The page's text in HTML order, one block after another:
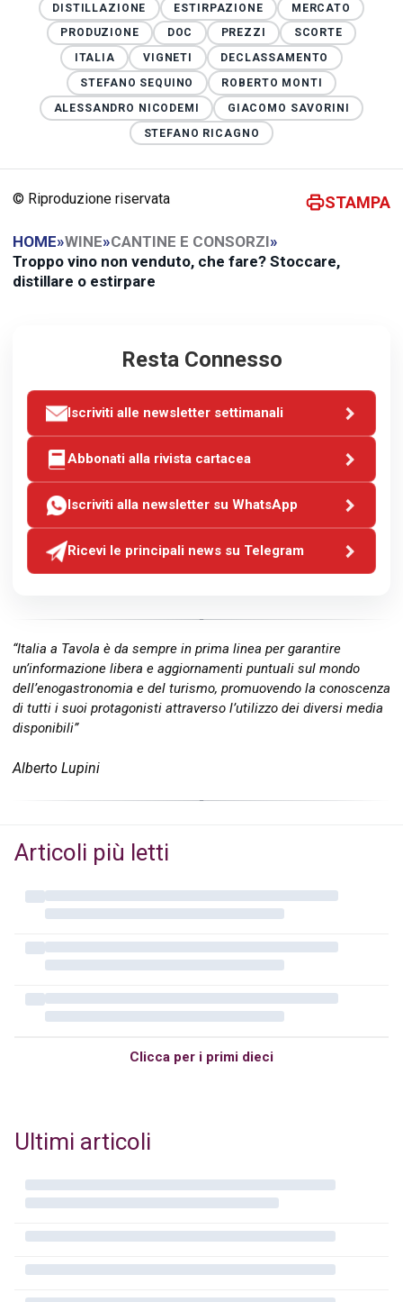
DISTILLAZIONE
ESTIRPAZIONE
MERCATO
PRODUZIONE
DOC PREZZI
SCORTE
ITALIA
VIGNETI
DECLASSAMENTO
STEFANO SEQUINO
ROBERTO MONTI
ALESSANDRO NICODEMI
GIACOMO SAVORINI
STEFANO RICAGNO
© Riproduzione riservata STAMPA
HOME»WINE»CANTINE E CONSORZI»
Troppo vino non venduto, che fare? Stoccare,
distillare o estirpare
Resta Connesso
Iscriviti alle newsletter settimanali
Abbonati alla rivista cartacea
Iscriviti alla newsletter su WhatsApp
Ricevi le principali news su Telegram
“Italia a Tavola è da sempre in prima linea per garantire
un’informazione libera e aggiornamenti puntuali sul mondo
dell’enogastronomia e del turismo, promuovendo la conoscenza
di tutti i suoi protagonisti attraverso l’utilizzo dei diversi media
disponibili”
Alberto Lupini
Articoli più letti
Clicca per i primi dieci
Ultimi articoli